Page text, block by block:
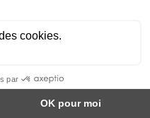
dans le cadre d'un mode de vie sain et
alimentaire varié et équilibré.